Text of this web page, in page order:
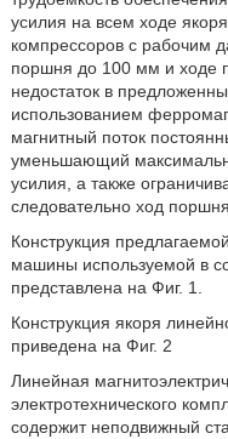
усилия на всем ходе
компрессоров с рабочим
поршня до 100 мм и ходе
недостаток в
использованием
магнитный поток
уменьшающий
усилия, а также
следовательно ход
Конструкция
машины используемой в
представлена на Фиг. 1.
Конструкция якоря
приведена на Фиг. 2
Линейная
электротехнического
содержит неподвижный